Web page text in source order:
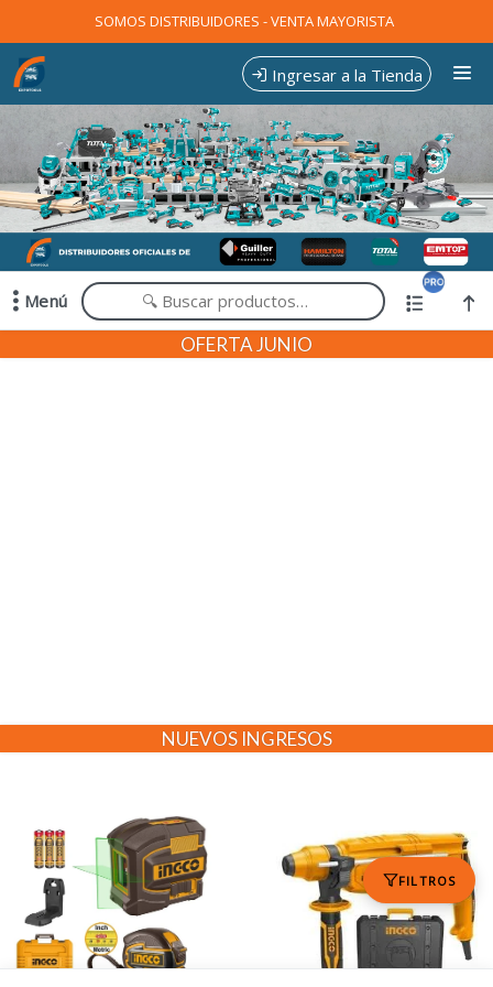
SOMOS DISTRIBUIDORES - VENTA MAYORISTA
Ingresar a la Tienda
CÓMO COMPRAR
CONTACTO
Menú
Comprá online productos de en EXPOTOOLS
FILTROS
OFERTA JUNIO
NUEVOS INGRESOS